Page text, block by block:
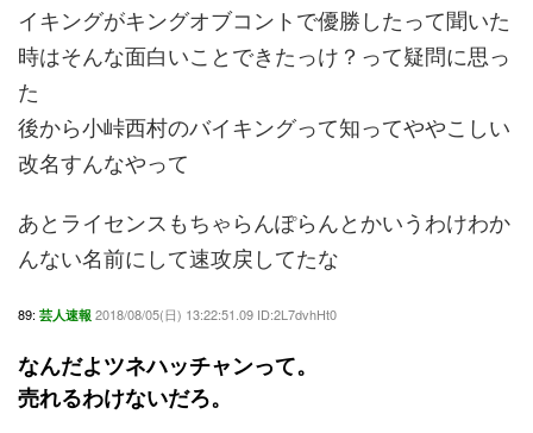
イキングがキングオブコントで優勝したって聞いた
時はそんな面白いことできたっけ？って疑問に思っ
た
後から小峠西村のバイキングって知ってややこしい
改名すんなやって
あとライセンスもちゃらんぽらんとかいうわけわか
んない名前にして速攻戻してたな
89: 芸人速報 2018/08/05(日) 13:22:51.09 ID:2L7dvhHt0
なんだよツネハッチャンって。
売れるわけないだろ。